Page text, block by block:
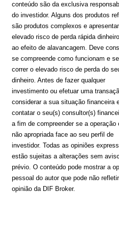
conteúdo são da exclusiva
do investidor. Alguns dos produtos
são produtos complexos e
elevado risco de perda rápida
ao efeito de alavancagem. Deve
se compreende como funcionam e
correr o elevado risco de perda do
dinheiro. Antes de fazer qualquer
investimento ou efetuar uma
considerar a sua situação financeira
contatar o seu(s) consultor(s)
a fim de compreender se a operação
não apropriada face ao seu perfil de
investidor. Todas as opiniões
estão sujeitas a alterações sem
prévio. O conteúdo pode mostrar a
pessoal do autor que pode não
opinião da DIF Broker.